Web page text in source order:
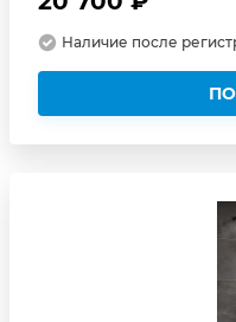
Наличие после